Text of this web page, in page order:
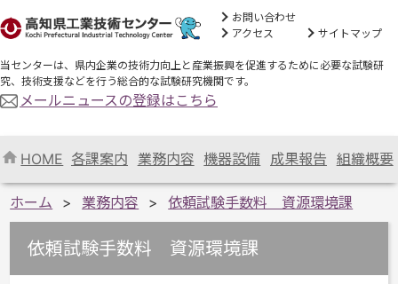
お問い合わせ
アクセス
サイトマップ
当センターは、県内企業の技術力向上と産業振興を促進するために必要な試験研
究、技術支援などを行う総合的な試験研究機関です。
メールニュースの登録はこちら
HOME 各課案内 業務内容 機器設備 成果報告 組織概要
ホーム 業務内容 依頼試験手数料 資源環境課
依頼試験手数料 資源環境課